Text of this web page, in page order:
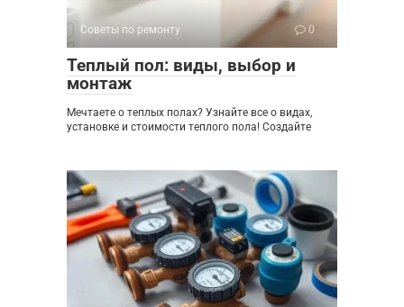
Советы по ремонту 0
Теплый пол: виды, выбор и
монтаж
Мечтаете о теплых полах? Узнайте все о видах,
установке и стоимости теплого пола! Создайте